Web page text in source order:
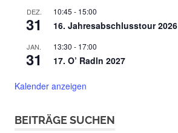
DEZ.
31
10:45 - 15:00
16. Jahresabschlusstour 2026
JAN.
31
13:30 - 17:00
17. O’ Radln 2027
Kalender anzeigen
BEITRÄGE SUCHEN